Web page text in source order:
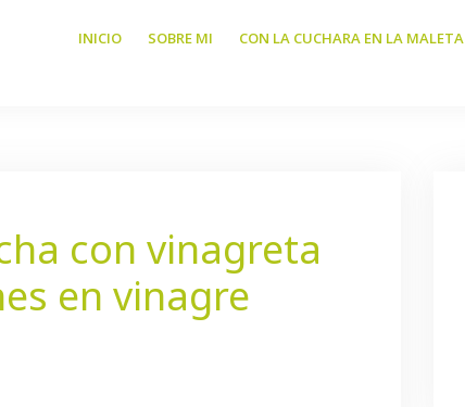
INICIO SOBRE MI CON LA CUCHARA EN LA MALETA
con vinagreta
en vinagre